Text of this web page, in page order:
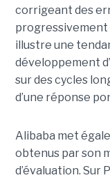
corrigeant des
illustre une
développement
sur des cycles
d’une réponse
Alibaba met
obtenus par son
d’évaluation. Sur